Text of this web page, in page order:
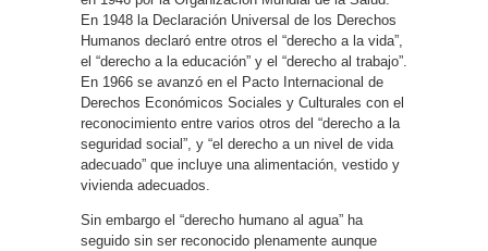
En 1948 la Declaración Universal de los Derechos
Humanos declaró entre otros el “derecho a la vida”,
el “derecho a la educación” y el “derecho al trabajo”.
En 1966 se avanzó en el Pacto Internacional de
Derechos Económicos Sociales y Culturales con el
reconocimiento entre varios otros del “derecho a la
seguridad social”, y “el derecho a un nivel de vida
adecuado” que incluye una alimentación, vestido y
vivienda adecuados.
Sin embargo el “derecho humano al agua” ha
seguido sin ser reconocido plenamente aunque